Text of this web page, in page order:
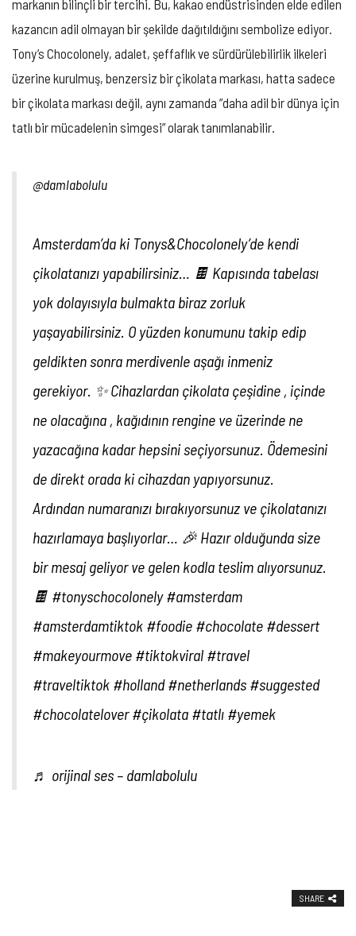
markanın bilinçli bir tercihi. Bu, kakao endüstrisinden elde edilen
kazancın adil olmayan bir şekilde dağıtıldığını sembolize ediyor.
Tony’s Chocolonely, adalet, şeffaflık ve sürdürülebilirlik ilkeleri
üzerine kurulmuş, benzersiz bir çikolata markası, hatta sadece
bir çikolata markası değil, aynı zamanda ”daha adil bir dünya için
tatlı bir mücadelenin simgesi” olarak tanımlanabilir.
@damlabolulu
Amsterdam’da ki Tonys&Chocolonely’de kendi
çikolatanızı yapabilirsiniz… 🍫 Kapısında tabelası
yok dolayısıyla bulmakta biraz zorluk
yaşayabilirsiniz. O yüzden konumunu takip edip
geldikten sonra merdivenle aşağı inmeniz
gerekiyor. ✨ Cihazlardan çikolata çeşidine , içinde
ne olacağına , kağıdının rengine ve üzerinde ne
yazacağına kadar hepsini seçiyorsunuz. Ödemesini
de direkt orada ki cihazdan yapıyorsunuz.
Ardından numaranızı bırakıyorsunuz ve çikolatanızı
hazırlamaya başlıyorlar… 🎉 Hazır olduğunda size
bir mesaj geliyor ve gelen kodla teslim alıyorsunuz.
🍫 #tonyschocolonely #amsterdam
#amsterdamtiktok #foodie #chocolate #dessert
#makeyourmove #tiktokviral #travel
#traveltiktok #holland #netherlands #suggested
#chocolatelover #çikolata #tatlı #yemek
♬ orijinal ses – damlabolulu
SHARE